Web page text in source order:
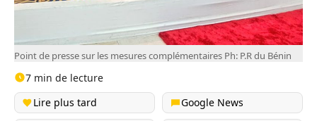
Point de presse sur les mesures complémentaires Ph: P.R du Bénin
7 min de lecture
Lire plus tard
Google News